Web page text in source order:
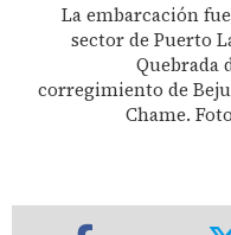
La embarcación
sector de Puerto
Quebrada
corregimiento de
Chame.